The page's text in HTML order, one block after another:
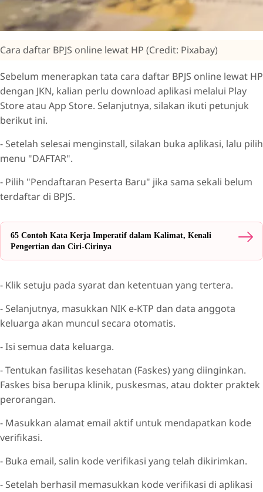
Cara daftar BPJS online lewat HP (Credit: Pixabay)
Sebelum menerapkan tata cara daftar BPJS online lewat HP
dengan JKN, kalian perlu download aplikasi melalui Play
Store atau App Store. Selanjutnya, silakan ikuti petunjuk
berikut ini.
- Setelah selesai menginstall, silakan buka aplikasi, lalu pilih
menu "DAFTAR".
- Pilih "Pendaftaran Peserta Baru" jika sama sekali belum
terdaftar di BPJS.
65 Contoh Kata Kerja Imperatif dalam Kalimat, Kenali
Pengertian dan Ciri-Cirinya
- Klik setuju pada syarat dan ketentuan yang tertera.
- Selanjutnya, masukkan NIK e-KTP dan data anggota
keluarga akan muncul secara otomatis.
- Isi semua data keluarga.
- Tentukan fasilitas kesehatan (Faskes) yang diinginkan.
Faskes bisa berupa klinik, puskesmas, atau dokter praktek
perorangan.
- Masukkan alamat email aktif untuk mendapatkan kode
verifikasi.
- Buka email, salin kode verifikasi yang telah dikirimkan.
- Setelah berhasil memasukkan kode verifikasi di aplikasi